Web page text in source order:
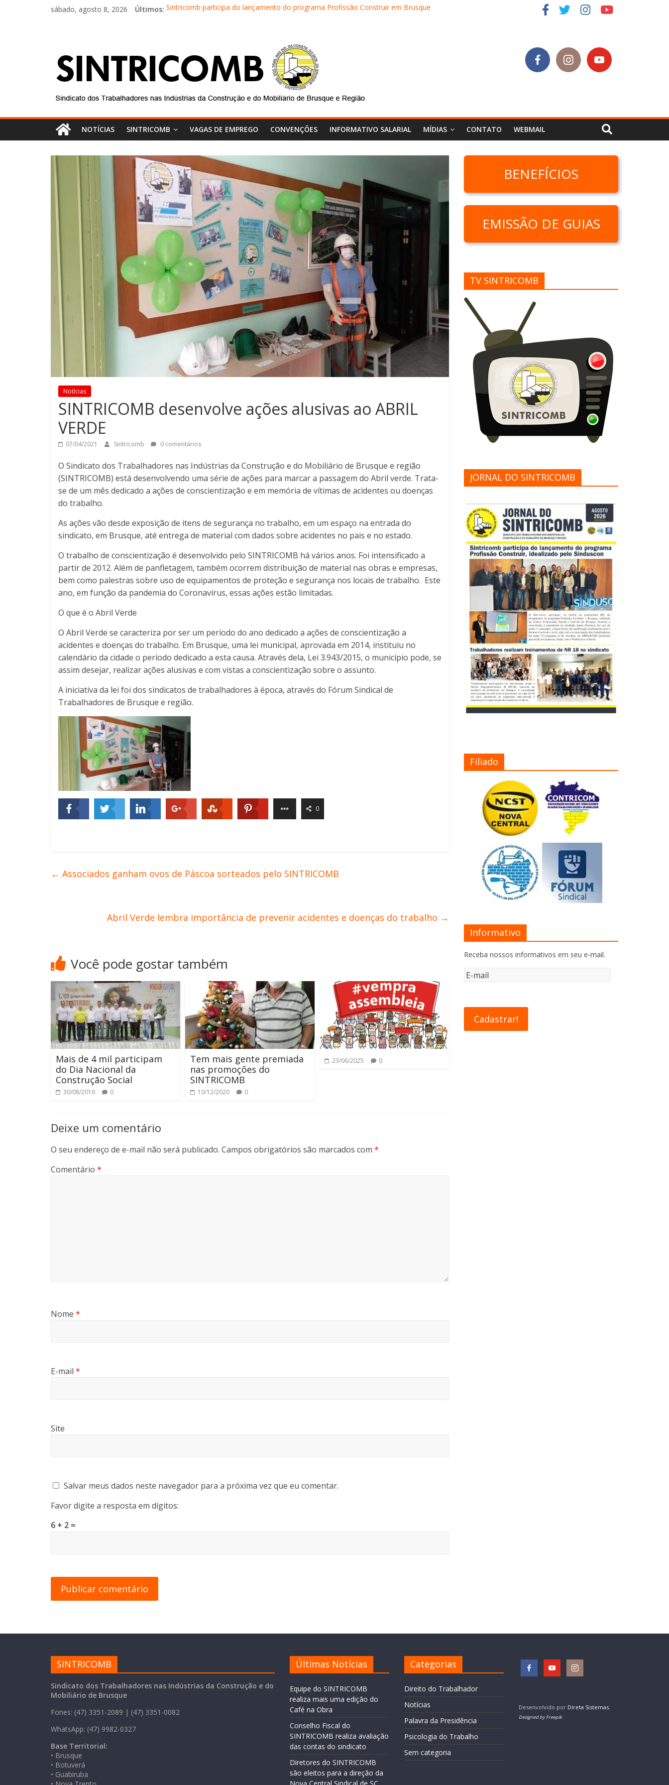
sábado, agosto 8, 2026 Últimos: Sintricomb participa do lançamento do programa Profissão Construir em Brusque
Diretores do SINTRICOMB são eleitos para a direção da Nova Central Sindical de SC
Equipe do Sintricomb faz reunião de avaliação dos atendimentos
NOTÍCIAS SINTRICOMB VAGAS DE EMPREGO CONVENÇÕES INFORMATIVO SALARIAL MÍDIAS CONTATO WEBMAIL
Notícias
SINTRICOMB desenvolve ações alusivas ao ABRIL
VERDE
07/04/2021 Sintricomb 0 comentários
O Sindicato dos Trabalhadores nas Indústrias da Construção e do Mobiliário de Brusque e região
(SINTRICOMB) está desenvolvendo uma série de ações para marcar a passagem do Abril verde. Trata-
se de um mês dedicado a ações de conscientização e em memória de vítimas de acidentes ou doenças
do trabalho.
As ações vão desde exposição de itens de segurança no trabalho, em um espaço na entrada do
sindicato, em Brusque, até entrega de material com dados sobre acidentes no pais e no estado.
O trabalho de conscientização é desenvolvido pelo SINTRICOMB há vários anos. Foi intensificado a
partir de 2012. Além de panfletagem, também ocorrem distribuição de material nas obras e empresas,
bem como palestras sobre uso de equipamentos de proteção e segurança nos locais de trabalho. Este
ano, em função da pandemia do Coronavírus, essas ações estão limitadas.
O que é o Abril Verde
O Abril Verde se caracteriza por ser um período do ano dedicado a ações de conscientização a
acidentes e doenças do trabalho. Em Brusque, uma lei municipal, aprovada em 2014, instituiu no
calendário da cidade o período dedicado a esta causa. Através dela, Lei 3.943/2015, o município pode, se
assim desejar, realizar ações alusivas e com vistas a conscientização sobre o assunto.
A iniciativa da lei foi dos sindicatos de trabalhadores à época, através do Fórum Sindical de
Trabalhadores de Brusque e região.
0
← Associados ganham ovos de Páscoa sorteados pelo SINTRICOMB
Abril Verde lembra importância de prevenir acidentes e doenças do trabalho →
Você pode gostar também
Mais de 4 mil participam
do Dia Nacional da
Construção Social
30/08/2016 0
Tem mais gente premiada
nas promoções do
SINTRICOMB
10/12/2020 0
23/06/2025 0
Deixe um comentário
O seu endereço de e-mail não será publicado. Campos obrigatórios são marcados com *
Comentário *
Nome *
E-mail *
Site
Salvar meus dados neste navegador para a próxima vez que eu comentar.
Favor digite a resposta em dígitos:
6 + 2 =
BENEFÍCIOS
EMISSÃO DE GUIAS
TV SINTRICOMB
JORNAL DO SINTRICOMB
Filiado
Informativo
Receba nossos informativos em seu e-mail.
SINTRICOMB
Sindicato dos Trabalhadores nas Indústrias da Construção e do
Mobiliário de Brusque
Fones: (47) 3351-2089 | (47) 3351-0082
WhatsApp: (47) 9982-0327
Base Territorial:
• Brusque
• Botuverá
• Guabiruba
Últimas Notícias
Equipe do SINTRICOMB
realiza mais uma edição do
Café na Obra
Conselho Fiscal do
SINTRICOMB realiza avaliação
das contas do sindicato
Diretores do SINTRICOMB
são eleitos para a direção da
Categorias
Direito do Trabalhador
Notícias
Palavra da Presidência
Psicologia do Trabalho
Sem categoria
Desenvolvido por Direta Sistemas.
Designed by Freepik